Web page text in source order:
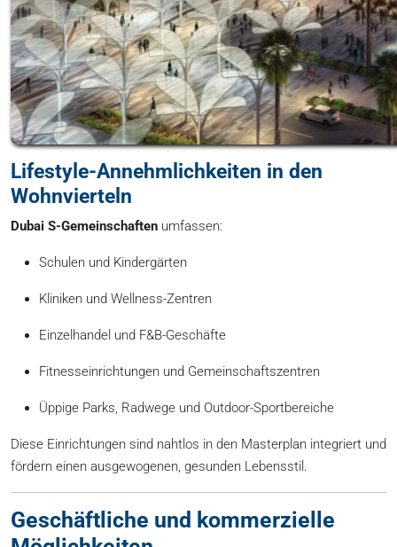
Lifestyle-Annehmlichkeiten in den
Wohnvierteln
Dubai S-Gemeinschaften umfassen:
Schulen und Kindergärten
Kliniken und Wellness-Zentren
Einzelhandel und F&B-Geschäfte
Fitnesseinrichtungen und Gemeinschaftszentren
Üppige Parks, Radwege und Outdoor-Sportbereiche
Diese Einrichtungen sind nahtlos in den Masterplan integriert und
fördern einen ausgewogenen, gesunden Lebensstil.
Geschäftliche und kommerzielle